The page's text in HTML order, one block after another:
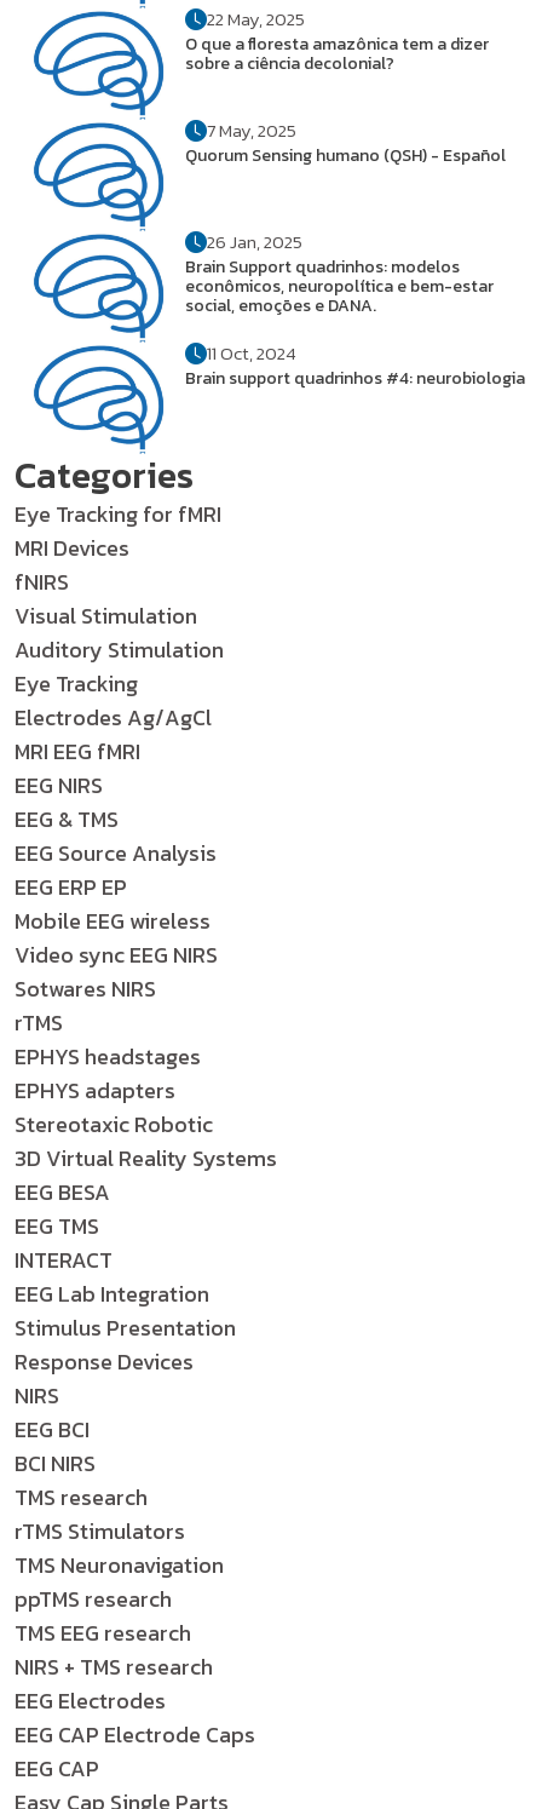
22 May, 2025
O que a floresta amazônica tem a dizer
sobre a ciência decolonial?
7 May, 2025
Quorum Sensing humano (QSH) - Español
26 Jan, 2025
Brain Support quadrinhos: modelos
econômicos, neuropolítica e bem-estar
social, emoções e DANA.
11 Oct, 2024
Brain support quadrinhos #4: neurobiologia
Categories
Eye Tracking for fMRI
MRI Devices
fNIRS
Visual Stimulation
Auditory Stimulation
Eye Tracking
Electrodes Ag/AgCl
MRI EEG fMRI
EEG NIRS
EEG & TMS
EEG Source Analysis
EEG ERP EP
Mobile EEG wireless
Video sync EEG NIRS
Sotwares NIRS
rTMS
EPHYS headstages
EPHYS adapters
Stereotaxic Robotic
3D Virtual Reality Systems
EEG BESA
EEG TMS
INTERACT
EEG Lab Integration
Stimulus Presentation
Response Devices
NIRS
EEG BCI
BCI NIRS
TMS research
rTMS Stimulators
TMS Neuronavigation
ppTMS research
TMS EEG research
NIRS + TMS research
EEG Electrodes
EEG CAP Electrode Caps
EEG CAP
Easy Cap Single Parts